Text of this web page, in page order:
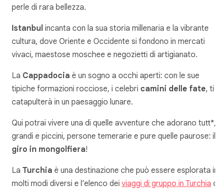
perle di rara bellezza.
Istanbul incanta con la sua storia millenaria e la vibrante
cultura, dove Oriente e Occidente si fondono in mercati
vivaci, maestose moschee e negozietti di artigianato.
La Cappadocia è un sogno a occhi aperti: con le sue
tipiche formazioni rocciose, i celebri camini delle fate, ti
catapulterà in un paesaggio lunare.
Qui potrai vivere una di quelle avventure che adorano tutt*,
grandi e piccini, persone temerarie e pure quelle paurose: il
giro in mongolfiera!
La Turchia è una destinazione che può essere esplorata in
molti modi diversi e l’elenco dei viaggi di gruppo in Turchia di